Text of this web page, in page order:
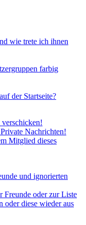
wie trete ich ihnen
farbig
der Startseite?
Nachrichten!
Mitglied dieses
und ignorierten
Freunde oder zur Liste
oder diese wieder aus